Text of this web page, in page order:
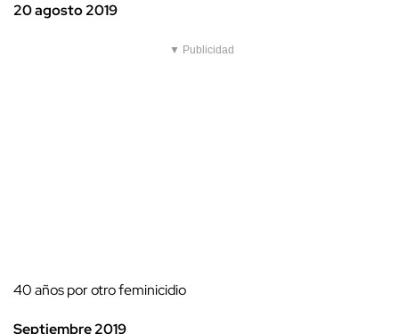
20 agosto 2019
▼ Publicidad
40 años por otro feminicidio
Septiembre 2019